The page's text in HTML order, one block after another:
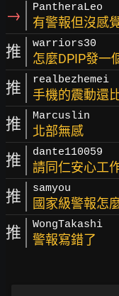
→ PantheraLeo
有警報但沒感
推 warriors30
怎麼DPIP發一
推 realbezhemei
手機的震動還
推 Marcuslin
北部無感
推 dante110059
請同仁安心工
推 samyou
國家級警報怎
推 WongTakashi
警報寫錯了